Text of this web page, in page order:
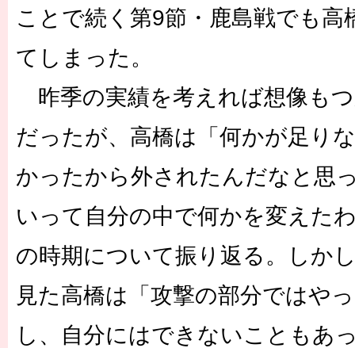
ことで続く第9節・鹿島戦でも高
てしまった。
昨季の実績を考えれば想像も
だったが、高橋は「何かが足り
かったから外されたんだなと思
いって自分の中で何かを変えた
の時期について振り返る。しか
見た高橋は「攻撃の部分ではや
し、自分にはできないこともあ